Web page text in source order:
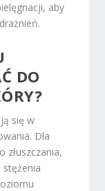
aby
DO
się w
Dla
złuszczania,
stężenia